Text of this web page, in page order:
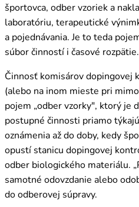
športovca, odber vzoriek a
laboratóriu, terapeutické
a pojednávania. Je to teda
súbor činností i časové rozpätie.
Činnosť komisárov dopingovej
(alebo na inom mieste pri
pojem „odber vzorky", ktorý je
postupné činnosti priamo
oznámenia až do doby, kedy
opustí stanicu dopingovej
odber biologického materiálu.
samotné odovzdanie alebo
do odberovej súpravy.